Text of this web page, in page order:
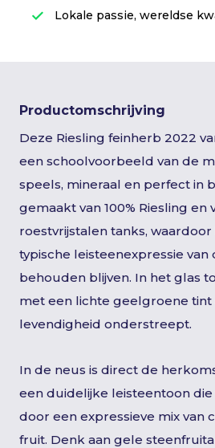
Lokale passie, wereldse
Productomschrijving
Deze Riesling feinherb 2022
een schoolvoorbeeld van de
speels, mineraal en perfect in
gemaakt van 100% Riesling
roestvrijstalen tanks,
typische leisteenexpressie
behouden blijven. In het glas
met een lichte geelgroene tint
levendigheid onderstreept.
In de neus is direct de
een duidelijke leisteentoon
door een expressieve mix van
fruit. Denk aan gele